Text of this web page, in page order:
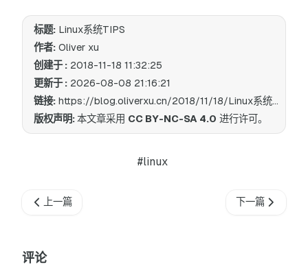
标题: Linux系统TIPS
作者: Oliver xu
创建于 : 2018-11-18 11:32:25
更新于 : 2026-08-08 21:16:21
链接: https://blog.oliverxu.cn/2018/11/18/Linux系统TIPS/
版权声明:本文章采用 CC BY-NC-SA 4.0 进行许可。
#linux
上一篇 下一篇
评论